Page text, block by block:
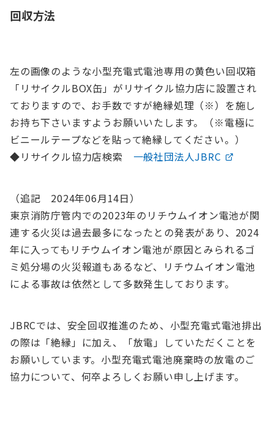
回収方法
左の画像のような小型充電式電池専用の黄色い回収箱
「リサイクルBOX缶」がリサイクル協力店に設置され
ておりますので、お手数ですが絶縁処理（※）を施し
お持ち下さいますようお願いいたします。（※電極に
ビニールテープなどを貼って絶縁してください。）
◆リサイクル協力店検索 一般社団法人JBRC
（追記 2024年06月14日）
東京消防庁管内での2023年のリチウムイオン電池が関
連する火災は過去最多になったとの発表があり、2024
年に入ってもリチウムイオン電池が原因とみられるゴ
ミ処分場の火災報道もあるなど、リチウムイオン電池
による事故は依然として多数発生しております。
JBRCでは、安全回収推進のため、小型充電式電池排出
の際は「絶縁」に加え、「放電」していただくことを
お願いしています。小型充電式電池廃棄時の放電のご
協力について、何卒よろしくお願い申し上げます。